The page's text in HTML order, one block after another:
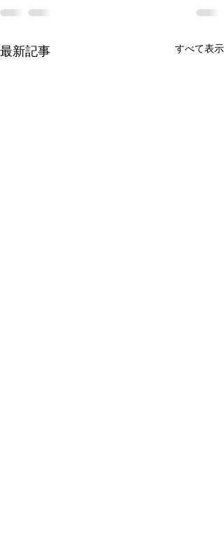
最新記事 すべて表示